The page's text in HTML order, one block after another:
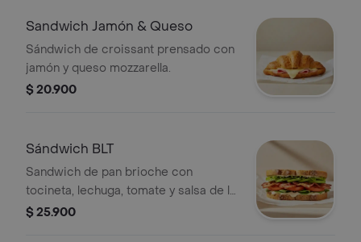
Sandwich Jamón & Queso
Sándwich de croissant prensado con
jamón y queso mozzarella.
$ 20.900
Sándwich BLT
Sandwich de pan brioche con
tocineta, lechuga, tomate y salsa de la
casa.
$ 25.900